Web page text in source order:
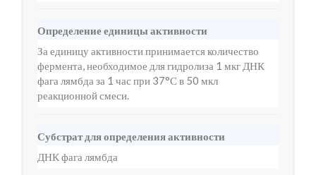
Определение единицы активности
За единицу активности принимается количество
фермента, необходимое для гидролиза 1 мкг ДНК
фага лямбда за 1 час при 37°С в 50 мкл
реакционной смеси.
Субстрат для определения активности
ДНК фага лямбда